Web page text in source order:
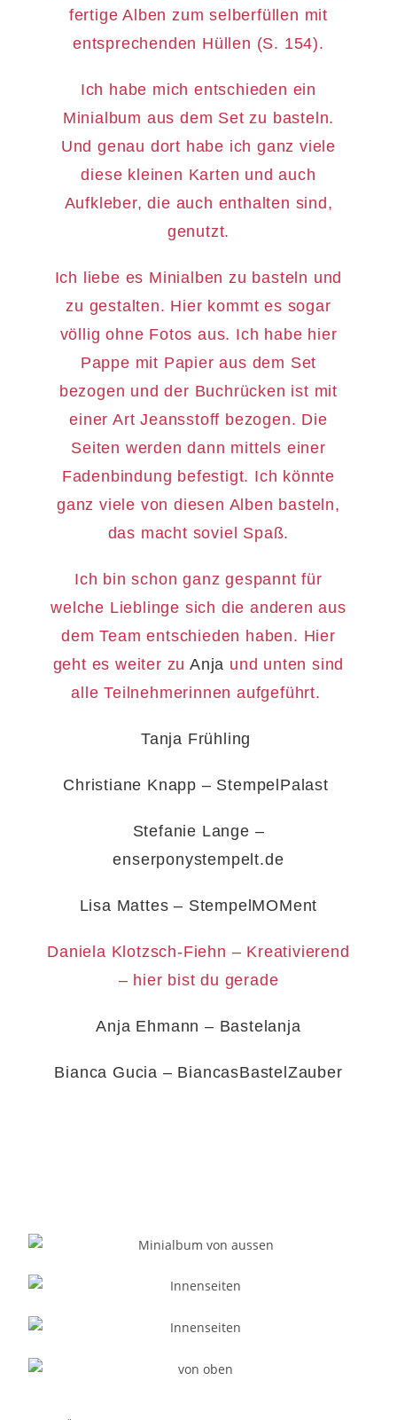
fertige Alben zum selberfüllen mit
entsprechenden Hüllen (S. 154).
Ich habe mich entschieden ein
Minialbum aus dem Set zu basteln.
Und genau dort habe ich ganz viele
diese kleinen Karten und auch
Aufkleber, die auch enthalten sind,
genutzt.
Ich liebe es Minialben zu basteln und
zu gestalten. Hier kommt es sogar
völlig ohne Fotos aus. Ich habe hier
Pappe mit Papier aus dem Set
bezogen und der Buchrücken ist mit
einer Art Jeansstoff bezogen. Die
Seiten werden dann mittels einer
Fadenbindung befestigt. Ich könnte
ganz viele von diesen Alben basteln,
das macht soviel Spaß.
Ich bin schon ganz gespannt für
welche Lieblinge sich die anderen aus
dem Team entschieden haben. Hier
geht es weiter zuAnja und unten sind
alle Teilnehmerinnen aufgeführt.
Tanja Frühling
Christiane Knapp – StempelPalast
Stefanie Lange –
enserponystempelt.de
Lisa Mattes – StempelMOMent
Daniela Klotzsch-Fiehn – Kreativierend
– hier bist du gerade
Anja Ehmann – Bastelanja
Bianca Gucia – BiancasBastelZauber